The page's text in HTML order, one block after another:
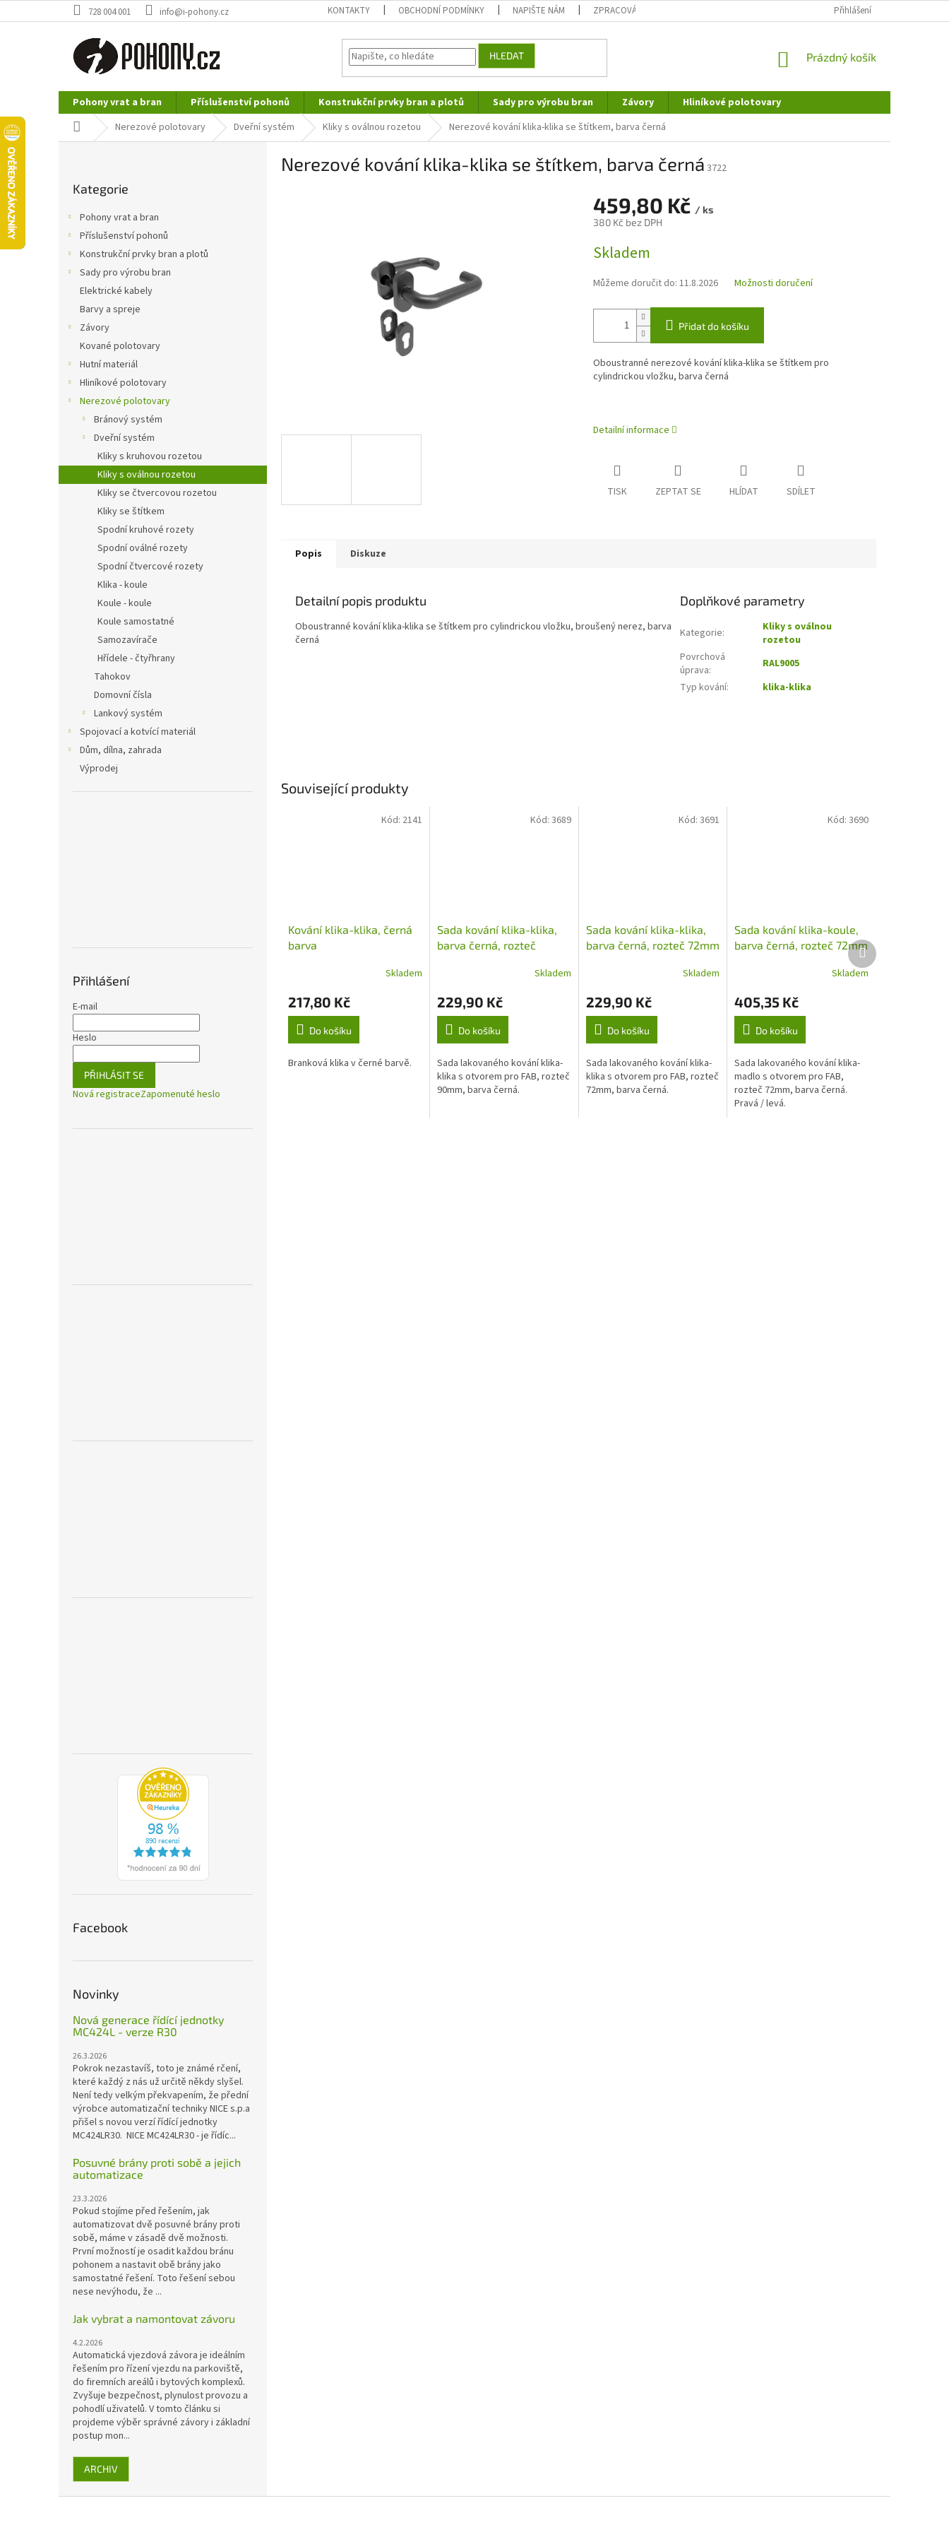
na
728 004 001 info@i-pohony.cz KONTAKTY OBCHODNÍ PODMÍNKY NAPIŠTE NÁM ZPRACOVÁNÍ OSOBNÍCH ÚDAJŮ REKLAMAČNÍ ŘÁD
Přihlášení
HLEDAT
NÁKUPNÍ
Prázdný košík
Pohony vrat a bran Příslušenství pohonů Konstrukční prvky bran a plotů Sady pro výrobu bran Závory
Hliníkové polotovary
Nerezové polotovary
Hutní materiál
Domů Nerezové polotovary Dveřní systém Kliky s oválnou rozetou Nerezové kování klika-klika se štítkem, barva černá
kategorie
Kategorie
Pohony vrat a bran
Příslušenství pohonů
Konstrukční prvky bran a plotů
Sady pro výrobu bran
Elektrické kabely
Barvy a spreje
Závory
Kované polotovary
Hutní materiál
Hliníkové polotovary
Nerezové polotovary
Bránový systém
Dveřní systém
Kliky s kruhovou rozetou
Kliky s oválnou rozetou
Kliky se čtvercovou rozetou
Kliky se štítkem
Spodní kruhové rozety
Spodní oválné rozety
Spodní čtvercové rozety
Klika - koule
Koule - koule
Koule samostatné
Samozavírače
Hřídele - čtyřhrany
Tahokov
Domovní čísla
Lankový systém
Spojovací a kotvící materiál
Dům, dílna, zahrada
Výprodej
Přihlášení
E-mail
Heslo
PŘIHLÁSIT SE
Nová registraceZapomenuté heslo
Facebook
Novinky
Nová generace řídící jednotky
MC424L - verze R30
26.3.2026
Pokrok nezastavíš, toto je známé rčení,
které každý z nás už určitě někdy slyšel.
Není tedy velkým překvapením, že přední
výrobce automatizační techniky NICE s.p.a
přišel s novou verzí řídící jednotky
MC424LR30. NICE MC424LR30 - je řídíc...
Posuvné brány proti sobě a jejich
automatizace
23.3.2026
Pokud stojíme před řešením, jak
automatizovat dvě posuvné brány proti
sobě, máme v zásadě dvě možnosti.
První možností je osadit každou bránu
pohonem a nastavit obě brány jako
samostatné řešení. Toto řešení sebou
nese nevýhodu, že ...
Jak vybrat a namontovat závoru
4.2.2026
Automatická vjezdová závora je ideálním
řešením pro řízení vjezdu na parkoviště,
do firemních areálů i bytových komplexů.
Zvyšuje bezpečnost, plynulost provozu a
pohodlí uživatelů. V tomto článku si
projdeme výběr správné závory i základní
postup mon...
ARCHIV
Nerezové kování klika-klika se štítkem, barva černá 3722
459,80 Kč / ks
380 Kč bez DPH
cena:
Skladem
Můžeme doručit do: 11.8.2026 Možnosti doručení
Přidat do košíku
Oboustranné nerezové kování klika-klika se štítkem pro
cylindrickou vložku, barva černá
Detailní informace
TISK ZEPTAT SE HLÍDAT SDÍLET
Související produkty
Kování klika-klika, černá
barva
Skladem
217,80 Kč
Do košíku
Branková klika v černé barvě.
Kód: 2141
Sada kování klika-klika,
barva černá, rozteč
Skladem
229,90 Kč
Do košíku
Sada lakovaného kování klika-
klika s otvorem pro FAB, rozteč
90mm, barva černá.
Kód: 3689
Sada kování klika-klika,
barva černá, rozteč 72mm
Skladem
229,90 Kč
Do košíku
Sada lakovaného kování klika-
klika s otvorem pro FAB, rozteč
72mm, barva černá.
Kód:3691
Sada kování klika-koule,
barva černá, rozteč 72mm
Skladem
405,35 Kč
Do košíku
Sada lakovaného kování klika-
madlo s otvorem pro FAB,
rozteč 72mm, barva černá.
Pravá / levá.
Kód: 3690
Další
produkt
Popis Diskuze
Detailní popis produktu
Oboustranné kování klika-klika se štítkem pro cylindrickou vložku, broušený nerez, barva
černá
Doplňkové parametry
Kategorie:
Kliky s oválnou
rozetou
Povrchová
úprava:
RAL9005
Typ kování: klika-klika